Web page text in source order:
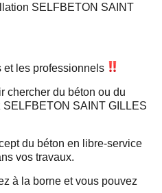
SELFBETON SAINT
et les professionnels
chercher du béton ou du
SAINT GILLES
du béton en libre-service
vos travaux.
à la borne et vous pouvez